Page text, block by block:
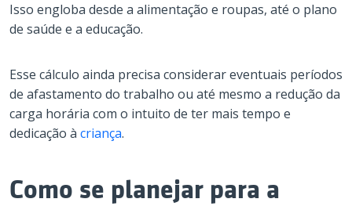
Isso engloba desde a alimentação e roupas, até o plano
de saúde e a educação.
Esse cálculo ainda precisa considerar eventuais períodos
de afastamento do trabalho ou até mesmo a redução da
carga horária com o intuito de ter mais tempo e
dedicação à criança.
Como se planejar para a